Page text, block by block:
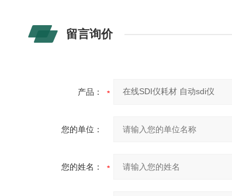
留言询价
产品：
您的单位：
您的姓名：